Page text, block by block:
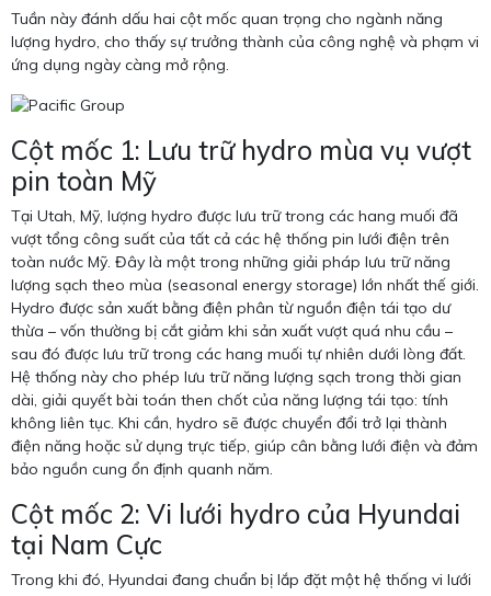
Tuần này đánh dấu hai cột mốc quan trọng cho ngành năng
lượng hydro, cho thấy sự trưởng thành của công nghệ và phạm vi
ứng dụng ngày càng mở rộng.
Cột mốc 1: Lưu trữ hydro mùa vụ vượt
pin toàn Mỹ
Tại Utah, Mỹ, lượng hydro được lưu trữ trong các hang muối đã
vượt tổng công suất của tất cả các hệ thống pin lưới điện trên
toàn nước Mỹ. Đây là một trong những giải pháp lưu trữ năng
lượng sạch theo mùa (seasonal energy storage) lớn nhất thế giới.
Hydro được sản xuất bằng điện phân từ nguồn điện tái tạo dư
thừa – vốn thường bị cắt giảm khi sản xuất vượt quá nhu cầu –
sau đó được lưu trữ trong các hang muối tự nhiên dưới lòng đất.
Hệ thống này cho phép lưu trữ năng lượng sạch trong thời gian
dài, giải quyết bài toán then chốt của năng lượng tái tạo: tính
không liên tục. Khi cần, hydro sẽ được chuyển đổi trở lại thành
điện năng hoặc sử dụng trực tiếp, giúp cân bằng lưới điện và đảm
bảo nguồn cung ổn định quanh năm.
Cột mốc 2: Vi lưới hydro của Hyundai
tại Nam Cực
Trong khi đó, Hyundai đang chuẩn bị lắp đặt một hệ thống vi lưới